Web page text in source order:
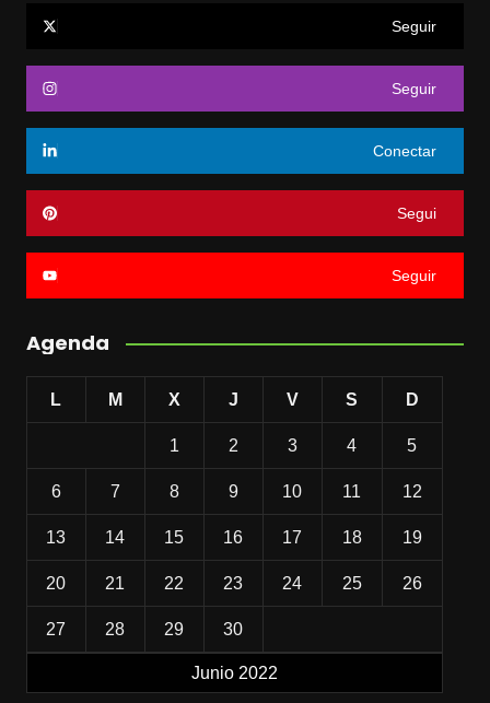
Seguir
Seguir
Conectar
Segui
Seguir
Agenda
Junio 2022
L M X J V S D
1 2 3 4 5
6 7 8 9 10 11 12
13 14 15 16 17 18 19
20 21 22 23 24 25 26
27 28 29 30